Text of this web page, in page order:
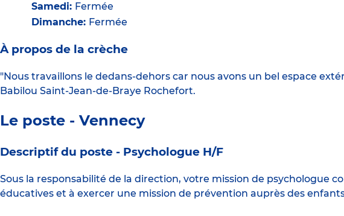
Samedi: Fermée
Dimanche: Fermée
À propos de la crèche
"Nous travaillons le dedans-dehors car nous avons un bel espace
Babilou Saint-Jean-de-Braye Rochefort.
Le poste - Vennecy
Descriptif du poste - Psychologue H/F
Sous la responsabilité de la direction, votre mission de psychologue
éducatives et à exercer une mission de prévention auprès des